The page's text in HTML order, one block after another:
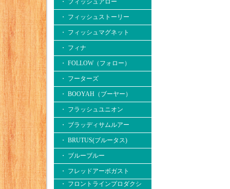
・ フィッシュアロー
・ フィッシュストーリー
・ フィッシュマグネット
・ フィナ
・ FOLLOW（フォロー）
・ フーターズ
・ BOOYAH（ブーヤー）
・ フラッシュユニオン
・ ブラッディサムルアー
・ BRUTUS(ブルータス)
・ ブルーブルー
・ フレッドアーボガスト
・ フロントラインプロダクシ